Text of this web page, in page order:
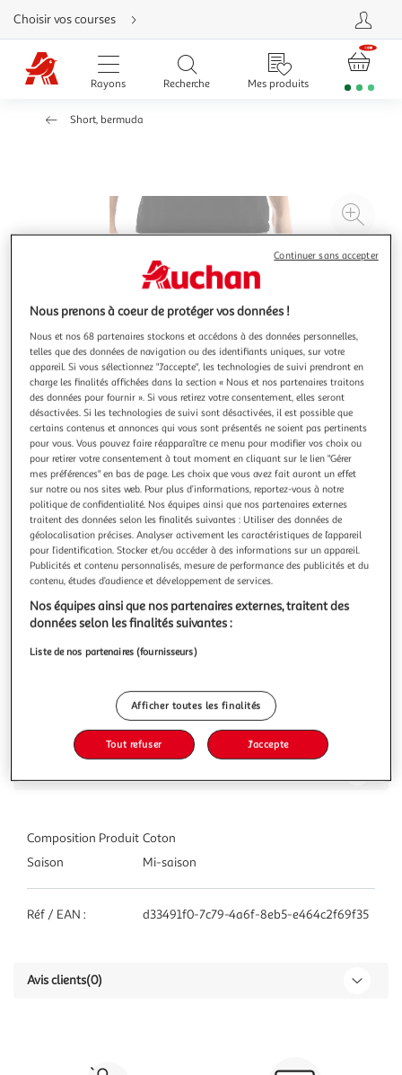
Aller
directement
au
contenu
Aller
directement
Aller
besoin
Choisir vos courses
Rayons Recherche Mes produits
Short, bermuda
à
Illustration
précédente
Illustration
suivante
RMS 26
Short Homme RMS26 3599
Craquez pour le short de la marque RMS26 !- Coloris :
Marine- 5 Poches- Fermeture par bouton- Tissu imprimé-
Composition : 98% coton, 2% Élasthanne
En savoir +
Vous voulez connaître le prix de ce produit ?
Composition Produit Coton
Saison
Mi-saison
Réf / EAN : d33491f0-7c79-4a6f-8eb5-e464c2f69f35
Avis clients(0)
Nous prenons à coeur de protéger vos données !
Nous et nos 68 partenaires stockons et accédons à des données personnelles,
telles que des données de navigation ou des identifiants uniques, sur votre
appareil. Si vous sélectionnez "J'accepte", les technologies de suivi prendront en
charge les finalités affichées dans la section « Nous et nos partenaires traitons
des données pour fournir ». Si vous retirez votre consentement, elles seront
désactivées. Si les technologies de suivi sont désactivées, il est possible que
certains contenus et annonces qui vous sont présentés ne soient pas pertinents
pour vous. Vous pouvez faire réapparaître ce menu pour modifier vos choix ou
pour retirer votre consentement à tout moment en cliquant sur le lien "Gérer
mes préférences" en bas de page. Les choix que vous avez fait auront un effet
sur notre ou nos sites web. Pour plus d’informations, reportez-vous à notre
politique de confidentialité. Nos équipes ainsi que nos partenaires externes
traitent des données selon les finalités suivantes : Utiliser des données de
géolocalisation précises. Analyser activement les caractéristiques de l’appareil
pour l’identification. Stocker et/ou accéder à des informations sur un appareil.
Publicités et contenu personnalisés, mesure de performance des publicités et du
contenu, études d’audience et développement de services.
Nos équipes ainsi que nos partenaires externes, traitent des
données selon les finalités suivantes :
Liste de nos partenaires (fournisseurs)
Afficher toutes les finalités
Tout refuser J'accepte
Continuer sans accepter